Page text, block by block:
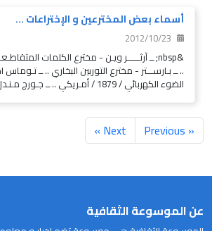
أسماء بعض المخترعين و الإختراعات ...
2012/10/23
.. ــ بـارســـتر - مخترع التوربين البخاري .. ــ
الضوء الكهربائي / 1879 / أمـريكي .. ــ جـورج مـنـدل -...
« Previous
Next »
عن الموسوعة الثقافية